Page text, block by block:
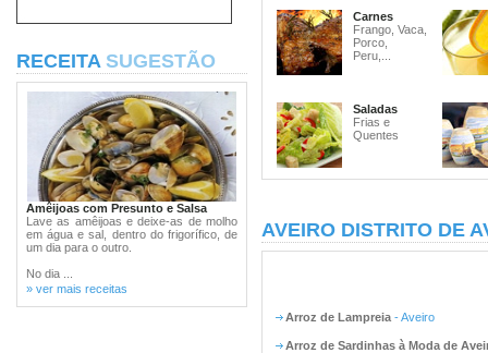
RECEITA SUGESTÃO
Amêijoas com Presunto e Salsa
Lave as amêijoas e deixe-as de molho
em água e sal, dentro do frigorífico, de
um dia para o outro.
No dia ...
» ver mais receitas
Carnes
Frango, Vaca,
Porco,
Peru,...
Saladas
Frias e
Quentes
AVEIRO DISTRITO DE
Arroz de Lampreia - Aveiro
Arroz de Sardinhas à Moda de